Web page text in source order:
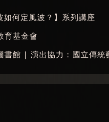
何定風波？】系列講座
育基金會
書館 | 演出協力：國立傳統